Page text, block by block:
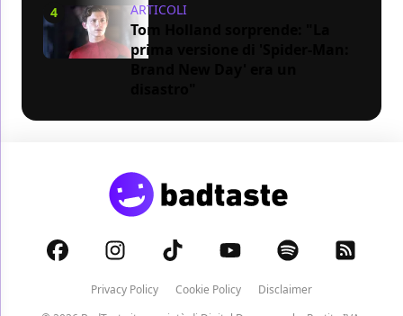
4 ARTICOLI
Tom Holland sorprende: "La
prima versione di 'Spider-Man:
Privacy Policy Cookie Policy
Disclaimer